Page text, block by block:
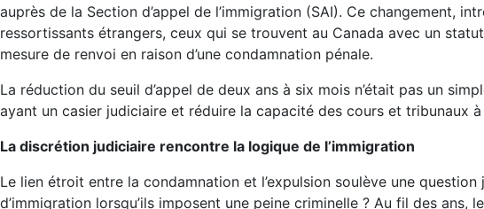
auprès de la Section d’appel de l’immigration (SAI). Ce changement,
ressortissants étrangers, ceux qui se trouvent au Canada avec un
mesure de renvoi en raison d’une condamnation pénale.
La réduction du seuil d’appel de deux ans à six mois n’était pas un
ayant un casier judiciaire et réduire la capacité des cours et tribunaux
La discrétion judiciaire rencontre la logique de l’immigration
Le lien étroit entre la condamnation et l’expulsion soulève une
d’immigration lorsqu’ils imposent une peine criminelle ? Au fil des